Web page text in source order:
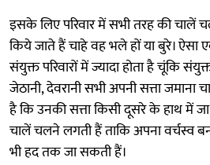
इसके लिए परिवार में सभी तरह की चालें
किये जाते हैं चाहे वह भले हों या बुरे। ऐसा
संयुक्त परिवारों में ज्यादा होता है चूंकि
जेठानी, देवरानी सभी अपनी सत्ता जमाना
है कि उनकी सत्ता किसी दूसरे के हाथ में
चालें चलने लगती हैं ताकि अपना वर्चस्व
भी हद तक जा सकती हैं।